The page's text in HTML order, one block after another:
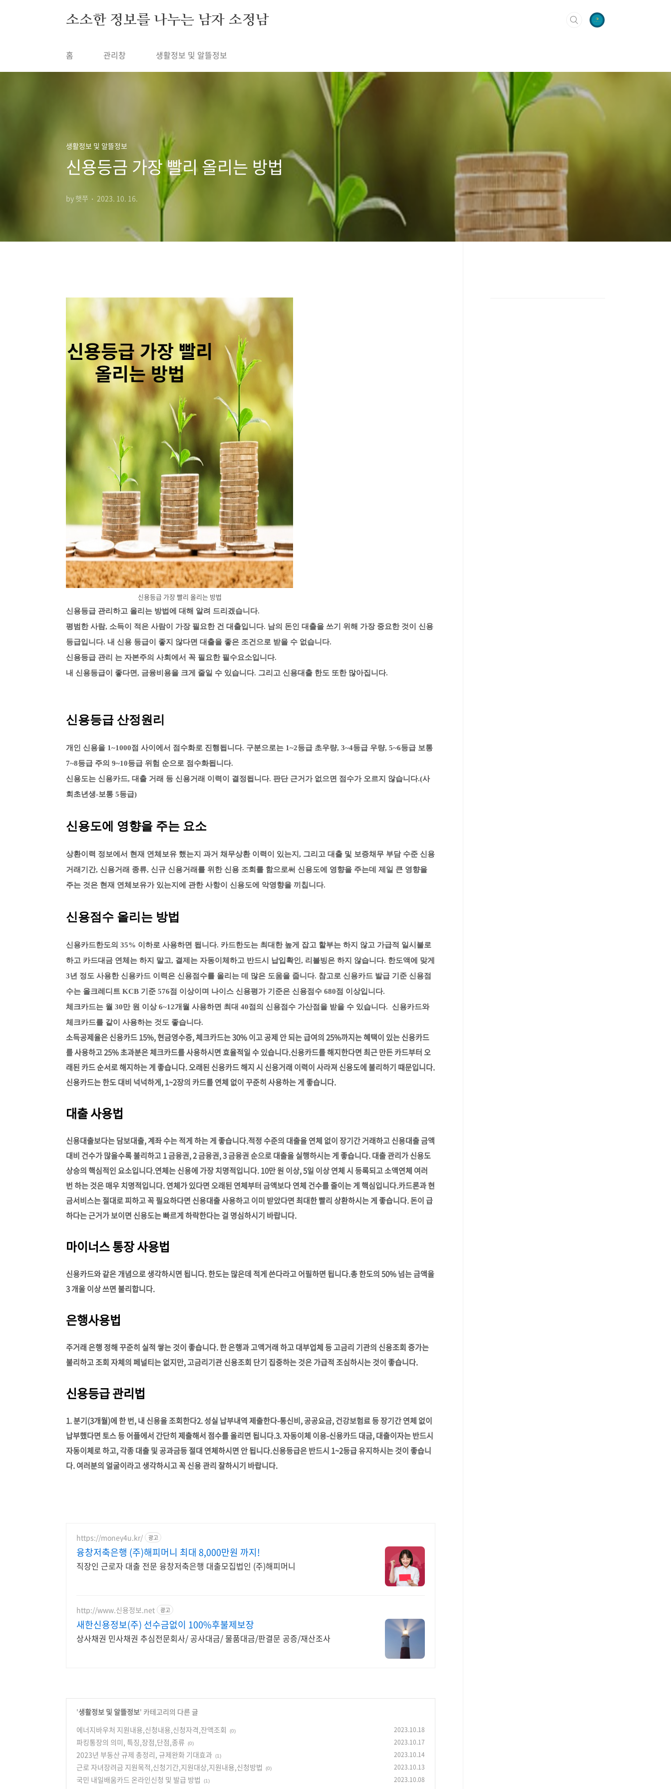
소소한 정보를 나누는 남자 소정남
홈 관리창 생활정보 및 알뜰정보
생활정보 및 알뜰정보
신용등금 가장 빨리 올리는 방법
by 햇쭈 2023. 10. 16.
신용등급 가장 빨리 올리는 방법
신용등급 관리하고 올리는 방법에 대해 알려 드리겠습니다.
평범한 사람, 소득이 적은 사람이 가장 필요한 건 대출입니다. 남의 돈인 대출을 쓰기 위해 가장 중요한 것이 신용
등급입니다. 내 신용 등급이 좋지 않다면 대출을 좋은 조건으로 받을 수 없습니다.
신용등급 관리 는 자본주의 사회에서 꼭 필요한 필수요소입니다.
내 신용등급이 좋다면, 금융비용을 크게 줄일 수 있습니다. 그리고 신용대출 한도 또한 많아집니다.
신용등급 산정원리
개인 신용을 1~1000점 사이에서 점수화로 진행됩니다. 구분으로는 1~2등급 초우량, 3~4등급 우량, 5~6등급 보통
7~8등급 주의 9~10등급 위험 순으로 점수화됩니다.
신용도는 신용카드, 대출 거래 등 신용거래 이력이 결정됩니다. 판단 근거가 없으면 점수가 오르지 않습니다.(사
회초년생-보통 5등급)
신용도에 영향을 주는 요소
상환이력 정보에서 현재 연체보유 했는지 과거 채무상환 이력이 있는지, 그리고 대출 및 보증채무 부담 수준 신용
거래기간, 신용거래 종류, 신규 신용거래를 위한 신용 조회를 함으로써 신용도에 영향을 주는데 제일 큰 영향을
주는 것은 현재 연체보유가 있는지에 관한 사항이 신용도에 악영향을 끼칩니다.
신용점수 올리는 방법
신용카드한도의 35% 이하로 사용하면 됩니다. 카드한도는 최대한 높게 잡고 할부는 하지 않고 가급적 일시불로
하고 카드대금 연체는 하지 말고, 결제는 자동이체하고 반드시 납입확인, 리볼빙은 하지 않습니다. 한도액에 맞게
3년 정도 사용한 신용카드 이력은 신용점수를 올리는 데 많은 도움을 줍니다. 참고로 신용카드 발급 기준 신용점
수는 올크레디트 KCB 기준 576점 이상이며 나이스 신용평가 기준은 신용점수 680점 이상입니다.
체크카드는 월 30만 원 이상 6~12개월 사용하면 최대 40점의 신용점수 가산점을 받을 수 있습니다. 신용카드와
체크카드를 같이 사용하는 것도 좋습니다.
소득공제율은 신용카드 15%, 현금영수증, 체크카드는 30% 이고 공제 안 되는 급여의 25%까지는 혜택이 있는 신용카드
를 사용하고 25% 초과분은 체크카드를 사용하시면 효율적일 수 있습니다.신용카드를 해지한다면 최근 만든 카드부터 오
래된 카드 순서로 해지하는 게 좋습니다. 오래된 신용카드 해지 시 신용거래 이력이 사라져 신용도에 불리하기 때문입니다.
신용카드는 한도 대비 넉넉하게, 1~2장의 카드를 연체 없이 꾸준히 사용하는 게 좋습니다.
대출 사용법
신용대출보다는 담보대출, 계좌 수는 적게 하는 게 좋습니다.적정 수준의 대출을 연체 없이 장기간 거래하고 신용대출 금액
대비 건수가 많을수록 불리하고 1 금융권, 2 금융권, 3 금융권 순으로 대출을 실행하시는 게 좋습니다. 대출 관리가 신용도
상승의 핵심적인 요소입니다.연체는 신용에 가장 치명적입니다. 10만 원 이상, 5일 이상 연체 시 등록되고 소액연체 여러
번 하는 것은 매우 치명적입니다. 연체가 있다면 오래된 연체부터 금액보다 연체 건수를 줄이는 게 핵심입니다.카드론과 현
금서비스는 절대로 피하고 꼭 필요하다면 신용대출 사용하고 이미 받았다면 최대한 빨리 상환하시는 게 좋습니다. 돈이 급
하다는 근거가 보이면 신용도는 빠르게 하락한다는 걸 명심하시기 바랍니다.
마이너스 통장 사용법
신용카드와 같은 개념으로 생각하시면 됩니다. 한도는 많은데 적게 쓴다라고 어필하면 됩니다.총 한도의 50% 넘는 금액을
3 개울 이상 쓰면 불리합니다.
은행사용법
주거래 은행 정해 꾸준히 실적 쌓는 것이 좋습니다. 한 은행과 고액거래 하고 대부업체 등 고금리 기관의 신용조회 증가는
불리하고 조회 자체의 페널티는 없지만, 고금리기관 신용조회 단기 집중하는 것은 가급적 조심하시는 것이 좋습니다.
신용등급 관리법
1. 분기(3개월)에 한 번, 내 신용을 조회한다2. 성실 납부내역 제출한다-통신비, 공공요금, 건강보험료 등 장기간 연체 없이
납부했다면 토스 등 어플에서 간단히 제출해서 점수를 올리면 됩니다.3. 자동이체 이용-신용카드 대금, 대출이자는 반드시
자동이체로 하고, 각종 대출 및 공과금등 절대 연체하시면 안 됩니다.신용등급은 반드시 1~2등급 유지하시는 것이 좋습니
다. 여러분의 얼굴이라고 생각하시고 꼭 신용 관리 잘하시기 바랍니다.
https://money4u.kr/ 광고
융창저축은행 (주)해피머니 최대 8,000만원 까지!
직장인 근로자 대출 전문 융창저축은행 대출모집법인 (주)해피머니
http://www.신용정보.net 광고
새한신용정보(주) 선수금없이 100%후불제보장
상사채권 민사채권 추심전문회사/ 공사대금/ 물품대금/판결문 공증/재산조사
'생활정보 및 알뜰정보' 카테고리의 다른 글
에너지바우처 지원내용,신청내용,신청자격,잔액조회
(0) 2023.10.18
파킹통장의 의미, 특징,장점,단점,종류 (0) 2023.10.17
2023년 부동산 규제 총정리, 규제완화 기대효과 (1) 2023.10.14
근로 자녀장려금 지원목적,신청기간,지원대상,지원내용,신청방법 (0) 2023.10.13
국민 내일배움카드 온라인신청 및 발급 방법 (1) 2023.10.08